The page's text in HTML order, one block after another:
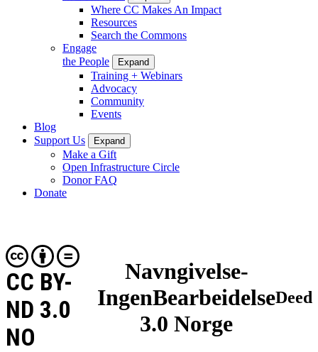
Where CC Makes An Impact
Resources
Search the Commons
Engage
the People
Expand
Training + Webinars
Advocacy
Community
Events
Blog
Support Us
Expand
Make a Gift
Open Infrastructure Circle
Donor FAQ
Donate
Navngivelse-
IngenBearbeidelse
3.0 Norge
CC BY-
ND 3.0
NO
Deed